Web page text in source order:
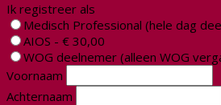
Ik registreer als
Medisch Professional (hele dag
AIOS - € 30,00
WOG deelnemer (alleen WOG
Voornaam
Achternaam